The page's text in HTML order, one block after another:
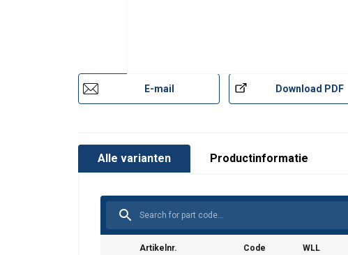
E-mail Download PDF
Alle varianten Productinformatie
Artikelnr. Code
WLL